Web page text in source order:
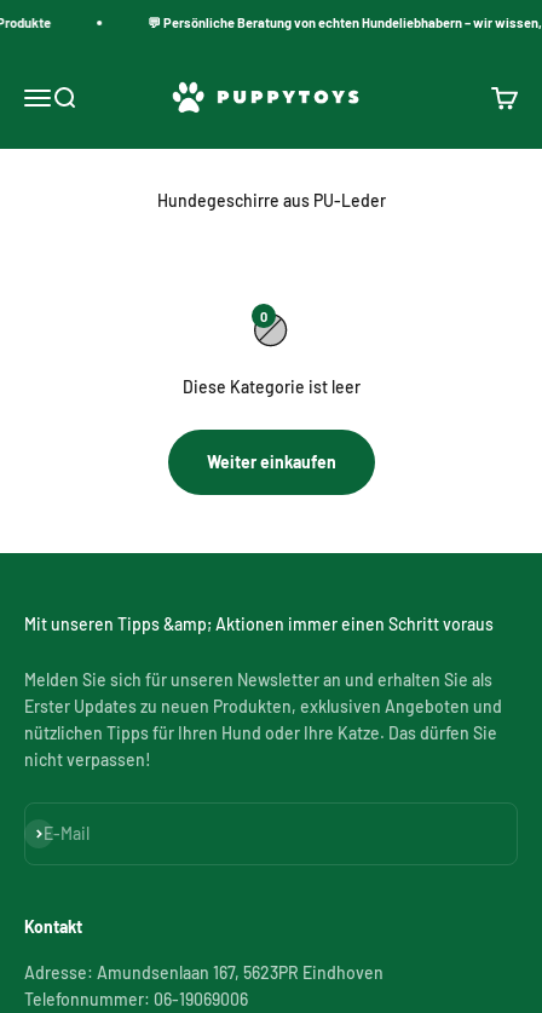
💬 Persönliche Beratung von echten Hundeliebhabern – wir
Navigationsmenü öffnen
Suche öffnen
PuppyToys.nl
Hundegeschirre aus PU-Leder
0
Diese Kategorie ist leer
Weiter einkaufen
Mit unseren Tipps &amp; Aktionen immer einen Schritt voraus
Melden Sie sich für unseren Newsletter an und erhalten Sie als
Erster Updates zu neuen Produkten, exklusiven Angeboten und
nützlichen Tipps für Ihren Hund oder Ihre Katze. Das dürfen Sie
nicht verpassen!
E-Mail
Abonnieren
Kontakt
Adresse: Amundsenlaan 167, 5623PR Eindhoven
Telefonnummer: 06-19069006